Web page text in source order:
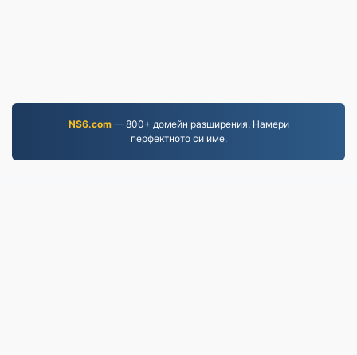
NS6.com— 800+ домейн разширения. Намери
перфектното си име.